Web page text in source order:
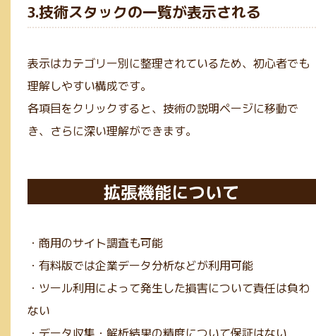
3.技術スタックの一覧が表示される
表示はカテゴリー別に整理されているため、初心者でも
理解しやすい構成です。
各項目をクリックすると、技術の説明ページに移動で
き、さらに深い理解ができます。
拡張機能について
・商用のサイト調査も可能
・有料版では企業データ分析などが利用可能
・ツール利用によって発生した損害について責任は負わ
ない
・データ収集・解析結果の精度について保証はない